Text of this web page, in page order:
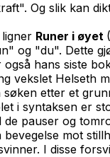
Og slik kan
Runer i øyet
og "du". Dette
hans siste
vekslet Helseth
etter et
i syntaksen er
pauser og
bevegelse mot
I disse